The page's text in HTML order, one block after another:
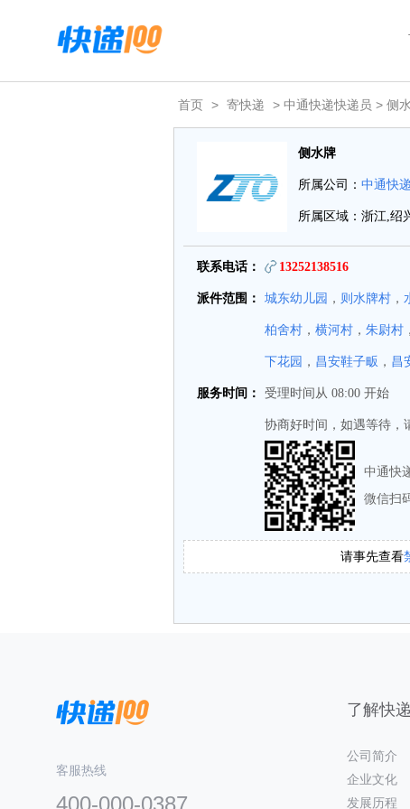
首页 > 寄快递 > 中通快递快递员 > 侧
侧水牌
所属公司： 中通快递
所属区域：浙江,绍
联系电话： 13252138516
派件范围： 城东幼儿园 ， 则水牌村 ，
柏舍村 ， 横河村 ， 朱尉村 ，
下花园 ， 昌安鞋子畈 ， 昌
服务时间： 受理时间从 08:00 开始
协商好时间，如遇等待，
中通快
微信扫
请事先查看
客服热线
400-000-0387
了解快
公司简介
企业文化
发展历程